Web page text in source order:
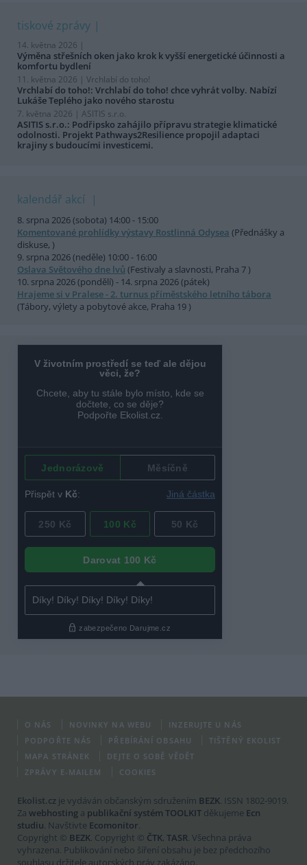
tiskové zprávy
14. května 2026 |
Výměna střešních oken jako krok k vyšší energetické účinnosti a
komfortu bydlení
11. května 2026 | Vrchlabí do toho!
Vrchlabí do toho!: Vrchlabí do toho! chce vyhrát volby. Nabízí
Lukáše Teplého jako nového starostu
7. května 2026 | ASITIS s.r.o.
ASITIS s.r.o.: Podřipsko zahájilo přípravu strategie klimatické
odolnosti. Projekt Pathways2Resilience propojil adaptaci
krajiny s budoucími investicemi.
kalendář akcí
8. srpna 2026 (sobota) 14:00 - 15:00
Komentované prohlídky výstavy Rostlinná Odysea (Přednášky a
diskuse, )
9. srpna 2026 (neděle) 10:00 - 16:00
Oslava Světového dne lvů (Festivaly a slavnosti, Praha 7 )
10. srpna 2026 (pondělí) - 14. srpna 2026 (pátek)
Hrajeme si v Pralese - 2. turnus příměstského letního tábora
(Tábory, výlety a pobytové akce, Praha 19 )
O NÁS NOVINKY NA WEBU
INZERUJTE U NÁS
PODPOŘTE NÁS
PŘEBÍRÁNÍ OBSAHU
TIŠTĚNÝ EKOLIST
MAPA STRÁNEK
DEJTE O SOBĚ VĚDĚT
ZPRÁVY E-MAILEM
COOKIES
Ekolist.cz je vydáván občanským sdružením BEZK. ISSN 1802-9019.
Za webhosting a publikační systém TOOLKIT děkujeme Ecn
studiu. Navštivte Ecomonitor.
Copyright © BEZK. Copyright © ČTK, TASR. Všechna práva
vyhrazena. Publikování nebo šíření obsahu je bez předchozího
souhlasu držitele autorských práv zakázáno.